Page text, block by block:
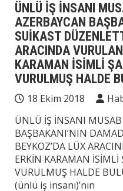
ÜNLÜ İŞ İNSANI
AZERBAYCAN
SUİKAST
ARACINDA
KARAMAN İSİMLİ
VURULMUŞ HALDE
18 Ekim 2018
ÜNLÜ İŞ İNSANI MUSAB
BAŞBAKANI’NIN
BEYKOZ’DA LÜX
ERKİN KARAMAN
VURULMUŞ HALDE
(ünlü iş insanı)’nın